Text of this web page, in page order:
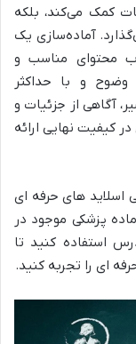
کمک می‌کند، بلکه
آماده‌سازی یک
محتوای مناسب و
و با حداکثر
آگاهی از جزئیات و
کیفیت نهایی ارائه
اسلاید های حرفه ای
پزشکی موجود در
استفاده کنید تا
ای را تجربه کنید.